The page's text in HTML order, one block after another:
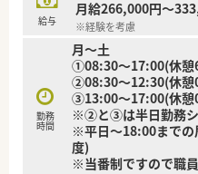
給与
月給266,000円～
※経験を考慮
勤務
時間
月～土
①08:30～17:00(休憩
②08:30～12:30(休憩
③13:00～17:00(休憩
※②と③は半日勤務シ
※平日～18:00までの
度)
※当番制ですので職